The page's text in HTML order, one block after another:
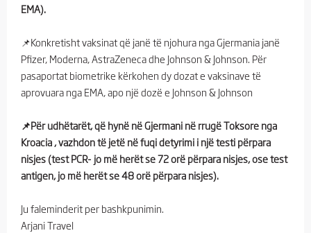
EMA).
📌Konkretisht vaksinat që janë të njohura nga Gjermania janë
Pfizer, Moderna, AstraZeneca dhe Johnson & Johnson. Për
pasaportat biometrike kërkohen dy dozat e vaksinave të
aprovuara nga EMA, apo një dozë e Johnson & Johnson
📌Për udhëtarët, që hynë në Gjermani në rrugë Toksore nga
Kroacia , vazhdon të jetë në fuqi detyrimi i një testi përpara
nisjes (test PCR- jo më herët se 72 orë përpara nisjes, ose test
antigen, jo më herët se 48 orë përpara nisjes).
Ju faleminderit per bashkpunimin.
Arjani Travel